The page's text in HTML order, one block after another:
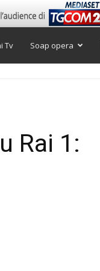
Tv Soap opera
Rai 1: